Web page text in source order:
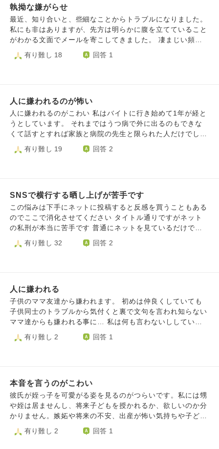
が多くて気づきました。自分が引越してきた際にご挨拶の粗
品はポストに入れましたが、実際には対面で挨拶はしていま
せんので、どんな方か分かりません。) また何かしら部屋で
少し音を出して作業をしていると、頻度は多くありません
や、わざと大きく踵歩きをして威嚇されているような気がし
るのかも...。と不安な気持ちになり、落ち着かなくなりま
す。 他人は他人、他人は変えられないし、(隣人ももしかし
たらわざと音を出しているわけではない、偶然かもしれな
い。嫌われているのは思い込みかも？)と思う気持ちもあり
しまうものだとは分かってはいます。 まとまりなく、分か
執拗な嫌がらせ
最近、知り合いと、些細なことからトラブルになりました。
私にも非はありますが、先方は明らかに腹を立てていること
がわかる文面でメールを寄こしてきました。 凄まじい頻度
で、執拗に、且つ私を恫喝するような勢いで何度も何度も、
時間もこちらの都合もなにも考えていないとわかる、ひたす
ないので、犯罪にはあたらず、ひたすら無視するしかないと
弁護士に言われました。 とはいえ、ここまで自分の都合の
み、感情のみで動き、相手にこういう言葉を投げつけてくる
のは異常は異常なので、万が一会うことがあってもひたすら
可能性があります）があるなら、旦那さんをボディーガード
回しているようです。 でも不定性も希死念慮も、私のせい
でも周りのせいでもありません。冷たい言い方と取られるか
もしれませんが、あくまで本人が向き合って解決すべきこと
です。自殺未遂で周りの気をひいたり、同情をひいて喜ぶよ
ックし、以後私の方からは一切連絡を取らないことに決めま
ようにと、仕事と趣味に没頭していますが、時々頭をよぎ
り、最近は寝不足です。 こういう人は、どのようにして消
化したら良いでしょうか？ お知恵をお借りしたく存じま
す。
有り難し 18 回答 1
人に嫌われるのが怖い
人に嫌われるのがこわい 私はバイトに行き始めて1年が経と
うとしています。 それまではうつ病で外に出るのもできな
くて話すとすれば家族と病院の先生と限られた人だけでした
が今は会社の人、お客様色々な人と交流をするようになりま
した。 働き始めてから人間関係を築くことが苦しくなり
が不安で仕方ありません。そう考えるたびに自分がなにかや
らかしてしまったのではないだろうか、なにか気に障ること
をさしてしまったのではないか頭から離れません。 バイト
をする前はそこまで携帯を触ることはしなかったのですが今
安でいっぱいです。 不安を少しでも和らぐ方法などあれば
有り難し 19 回答 2
SNSで横行する晒し上げが苦手です
この悩みは下手にネットに投稿すると反感を買うこともある
のでここで消化させてください タイトル通りですがネット
の私刑が本当に苦手です 普通にネットを見ているだけでこ
の手の動画や画像が流れてきてかなりストレスが溜まります
気にする方が変なのでしょうか？ コメント欄でマナー違反
いる人に「迷惑かけた方が悪い」と私刑を肯定しているコメ
ントも見かけました 万引きなどの犯罪や警察の密着番組に
出てくる加害者でもモザイクなどの加工がされるなか単なる
マナー違反やルール違反を自分の裁量で「迷惑なやつがい
されているのか理解できません 晒されている側にも非があ
とがないと完璧に生きている自信があるのですか？ それに
晒されてる人に見た目ではわからない知的・発達障害などが
あったり高齢者なら認知症などがある可能性は普通にありま
す そういった方にも私刑を行うのであれば自分が同じ立場
うか？ 特に幼い子供のマナー違反を晒し上げているのは驚
有り難し 32 回答 2
人に嫌われる
子供のママ友達から嫌われます。 初めは仲良くしていても
子供同士のトラブルから気付くと裏で文句を言われ知らない
ママ達からも嫌われる事に… 私は何も言わないししていな
くても 話を作られ撒かれそれを聞いたママ達は私に確認し
てくれることもなく誤解されたまま四面楚歌となります。
人に私の意見を主張をしたりもしてみましたが結局味方にな
ってくれるような人は居らず、孤立します。 それは学校や
習い事すべてでそうです。 夫からはお前がいけない！ お前
のせいで子供が可哀想だ！ となぜか味方になってくれず、
に怒鳴られ、 上の子はその声を聞くたびに蕁麻疹が出るよ
有り難し 2 回答 1
本音を言うのがこわい
彼氏が姪っ子を可愛がる姿を見るのがつらいです。私には甥
や姪は居ませんし、将来子どもを授かれるか、欲しいのか分
かりません。嫉妬や将来の不安、出産が怖い気持ちや子ども
へのプレッシャーなど色々な気持ちになってしまってつらい
です。将来子どもを授かれない場合自分は劣等感を抱いたり
有り難し 2 回答 1